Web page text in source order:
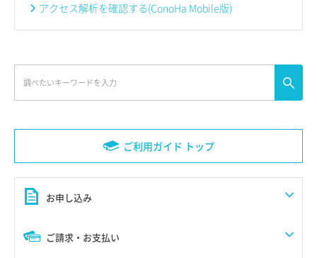
ご利用ガイド トップ
お申し込み
ご請求・お支払い
アクセス解析を確認する(ConoHa Mobile版)